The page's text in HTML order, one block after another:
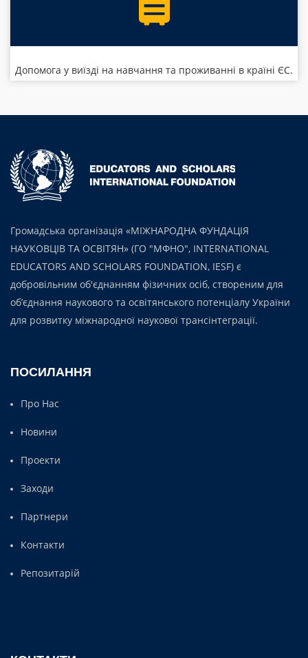
Допомога у виїзді на навчання та проживанні в країні ЄС.
Громадська організація «МІЖНАРОДНА ФУНДАЦІЯ
НАУКОВЦІВ ТА ОСВІТЯН» (ГО "МФНО", INTERNATIONAL
EDUCATORS AND SCHOLARS FOUNDATION, IESF) є
добровільним об'єднанням фізичних осіб, створеним для
об’єднання наукового та освітянського потенціалу України
для розвитку міжнародної наукової трансінтеграції.
ПОСИЛАННЯ
Про Нас
Новини
Проекти
Заходи
Партнери
Контакти
Репозитарій